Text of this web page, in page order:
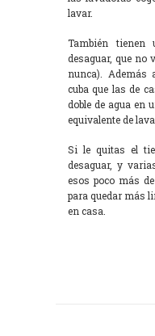
lavar.
También
desaguar, que no
nunca). Además
cuba que las de
doble de agua en
equivalente de
Si le quitas el
desaguar, y
esos poco más
para quedar más
en casa.